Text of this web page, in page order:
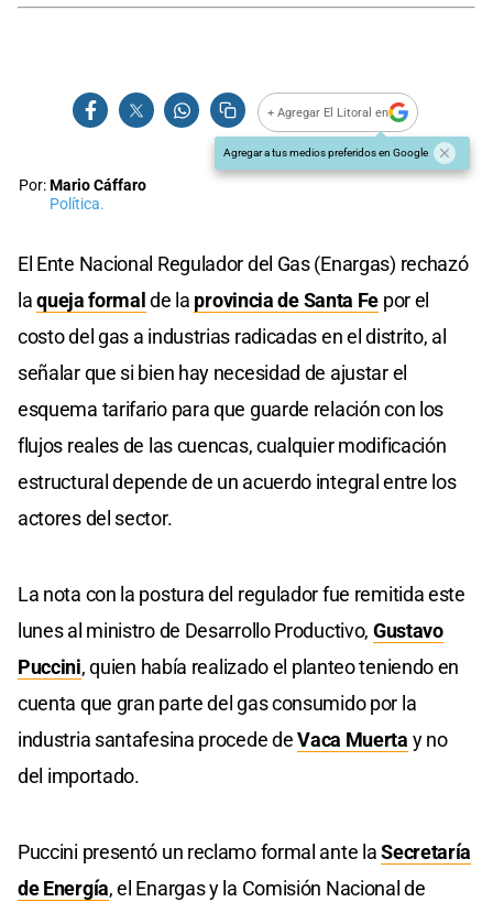
+ Agregar El Litoral en
Agregar a tus medios preferidos en Google
Por:Mario Cáffaro
Política.
El Ente Nacional Regulador del Gas (Enargas) rechazó
laqueja formal de la provincia de Santa Fe por el
costo del gas a industrias radicadas en el distrito, al
señalar que si bien hay necesidad de ajustar el
esquema tarifario para que guarde relación con los
flujos reales de las cuencas, cualquier modificación
estructural depende de un acuerdo integral entre los
actores del sector.
La nota con la postura del regulador fue remitida este
lunes al ministro de Desarrollo Productivo, Gustavo
Puccini, quien había realizado el planteo teniendo en
cuenta que gran parte del gas consumido por la
industria santafesina procede deVaca Muerta y no
del importado.
Puccini presentó un reclamo formal ante laSecretaría
de Energía, el Enargas y la Comisión Nacional de